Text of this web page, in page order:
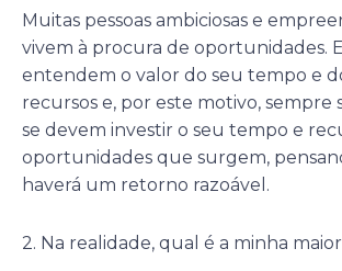
Muitas pessoas ambiciosas e
vivem à procura de oportunidades.
entendem o valor do seu tempo e
recursos e, por este motivo,
se devem investir o seu tempo e
oportunidades que surgem,
haverá um retorno razoável.
2. Na realidade, qual é a minha